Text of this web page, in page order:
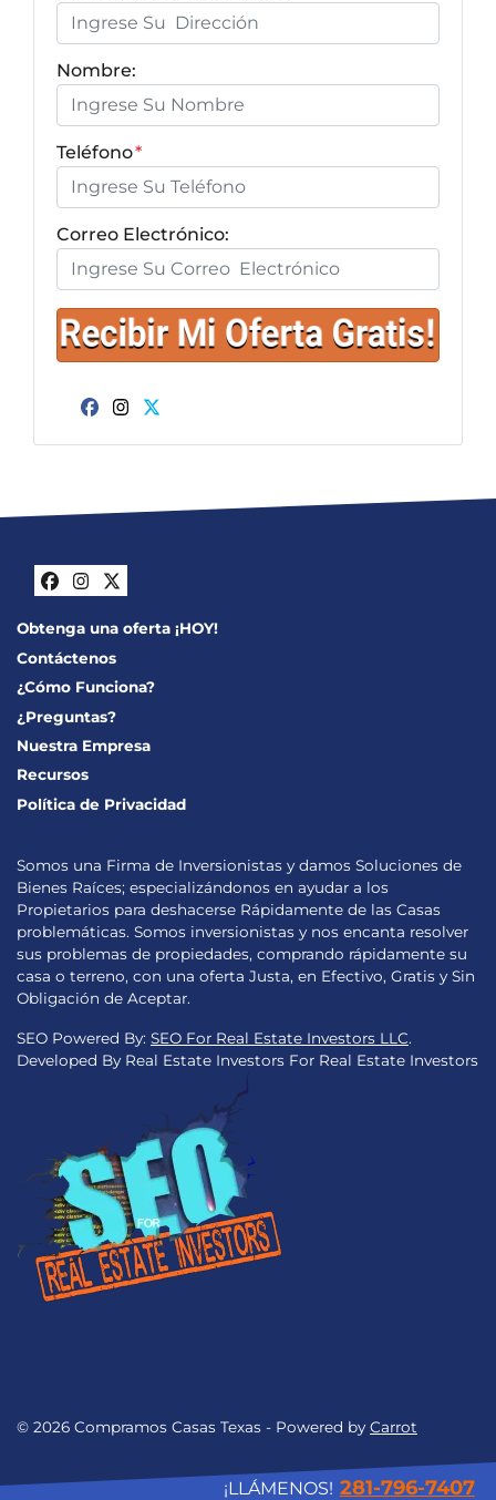
Nombre:
Teléfono*
Correo Electrónico:
Facebook
Instagram
Twitter
Facebook
Instagram
Twitter
Obtenga una oferta ¡HOY!
Contáctenos
¿Cómo Funciona?
¿Preguntas?
Nuestra Empresa
Recursos
Política de Privacidad
Somos una Firma de Inversionistas y damos Soluciones de
Bienes Raíces; especializándonos en ayudar a los
Propietarios para deshacerse Rápidamente de las Casas
problemáticas. Somos inversionistas y nos encanta resolver
sus problemas de propiedades, comprando rápidamente su
casa o terreno, con una oferta Justa, en Efectivo, Gratis y Sin
Obligación de Aceptar.
SEO Powered By: SEO For Real Estate Investors LLC.
Developed By Real Estate Investors For Real Estate Investors
© 2026 Compramos Casas Texas - Powered by Carrot
¡LLÁMENOS! 281-796-7407